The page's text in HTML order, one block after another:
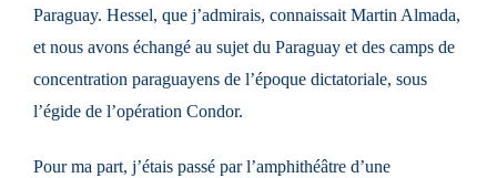
Paraguay. Hessel, que j’admirais, connaissait Martin Almada,
et nous avons échangé au sujet du Paraguay et des camps de
concentration paraguayens de l’époque dictatoriale, sous
l’égide de l’opération Condor.
Pour ma part, j’étais passé par l’amphithéâtre d’une